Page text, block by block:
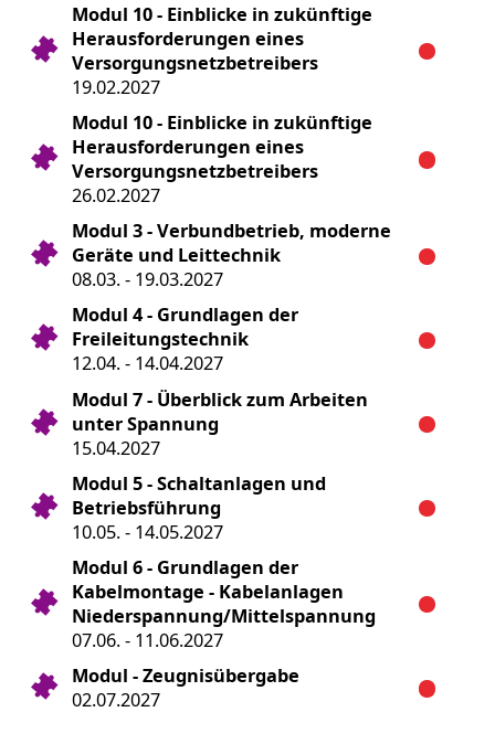
Modul 10 - Einblicke in zukünftige
Herausforderungen eines
Versorgungsnetzbetreibers
19.02.2027
Modul 10 - Einblicke in zukünftige
Herausforderungen eines
Versorgungsnetzbetreibers
26.02.2027
Modul 3 - Verbundbetrieb, moderne
Geräte und Leittechnik
08.03. - 19.03.2027
Modul 4 - Grundlagen der
Freileitungstechnik
12.04. - 14.04.2027
Modul 7 - Überblick zum Arbeiten
unter Spannung
15.04.2027
Modul 5 - Schaltanlagen und
Betriebsführung
10.05. - 14.05.2027
Modul 6 - Grundlagen der
Kabelmontage - Kabelanlagen
Niederspannung/Mittelspannung
07.06. - 11.06.2027
Modul - Zeugnisübergabe
02.07.2027